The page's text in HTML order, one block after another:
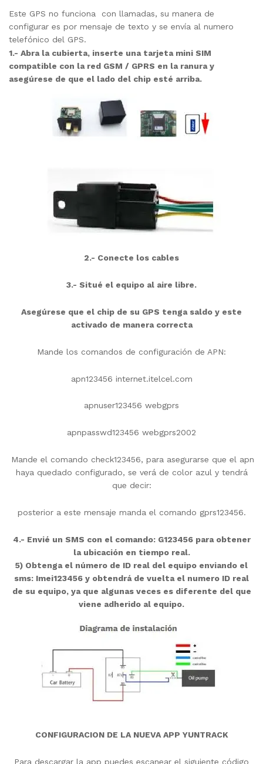
Este GPS no funciona con llamadas, su manera de
configurar es por mensaje de texto y se envía al numero
telefónico del GPS.
1.- Abra la cubierta, inserte una tarjeta mini SIM
compatible con la red GSM / GPRS en la ranura y
asegúrese de que el lado del chip esté arriba.
2.- Conecte los cables
3.- Situé el equipo al aire libre.
Asegúrese que el chip de su GPS tenga saldo y este
activado de manera correcta
Mande los comandos de configuración de APN:
apn123456 internet.itelcel.com
apnuser123456 webgprs
apnpasswd123456 webgprs2002
Mande el comando check123456, para asegurarse que el apn
haya quedado configurado, se verá de color azul y tendrá
que decir:
posterior a este mensaje manda el comando gprs123456.
4.- Envié un SMS con el comando: G123456 para obtener
la ubicación en tiempo real.
5) Obtenga el número de ID real del equipo enviando el
sms: Imei123456 y obtendrá de vuelta el numero ID real
de su equipo, ya que algunas veces es diferente del que
viene adherido al equipo.
CONFIGURACION DE LA NUEVA APP YUNTRACK
Para descargar la app puedes escanear el siguiente código